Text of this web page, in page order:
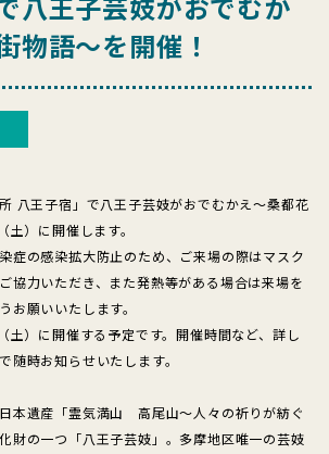
物語～を開催！
八王子宿」で八王子芸妓がおでむかえ～桑都花
）に開催します。
症の感染拡大防止のため、ご来場の際はマスク
協力いただき、また発熱等がある場合は来場を
お願いいたします。
土）に開催する予定です。開催時間など、詳し
随時お知らせいたします。
本遺産「霊気満山 高尾山～人々の祈りが紡ぐ
財の一つ「八王子芸妓」。多摩地区唯一の芸妓